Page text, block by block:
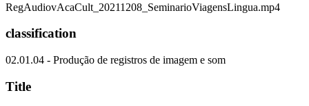
RegAudiovAcaCult_20211208_SeminarioViagensLingua.mp4
classification
02.01.04 - Produção de registros de imagem e som
Title